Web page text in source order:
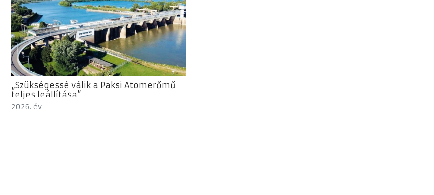
„Szükségessé válik a Paksi Atomerőmű
teljes leállítása”
2026. év